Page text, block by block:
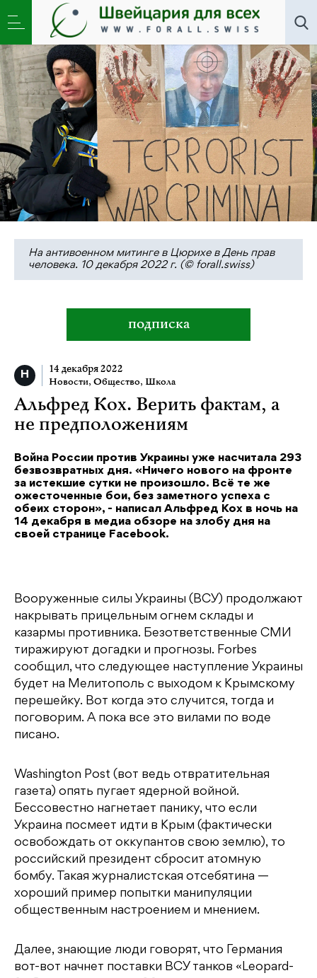
Новости Общество,Школа»Альфред Кох. Верить
фактам, а не предположениям
На антивоенном митинге в Цюрихе в День прав
человека. 10 декабря 2022 г. (© forall.swiss)
подписка
14 декабря 2022
Новости, Общество, Школа
Альфред Кох. Верить фактам, а
не предположениям
Война России против Украины уже насчитала 293
безвозвратных дня. «Ничего нового на фронте
за истекшие сутки не произошло. Всё те же
ожесточенные бои, без заметного успеха с
обеих сторон», - написал Альфред Кох в ночь на
14 декабря в медиа обзоре на злобу дня на
своей странице Facebook.
Вооруженные силы Украины (ВСУ) продолжают
накрывать прицельным огнем склады и
казармы противника. Безответственные СМИ
тиражируют догадки и прогнозы. Forbes
сообщил, что следующее наступление Украины
будет на Мелитополь с выходом к Крымскому
перешейку. Вот когда это случится, тогда и
поговорим. А пока все это вилами по воде
писано.
Washington Post (вот ведь отвратительная
газета) опять пугает ядерной войной.
Бессовестно нагнетает панику, что если
Украина посмеет идти в Крым (фактически
освобождать от оккупантов свою землю), то
российский президент сбросит атомную
бомбу. Такая журналистская отсебятина —
хороший пример попытки манипуляции
общественным настроением и мнением.
Далее, знающие люди говорят, что Германия
вот-вот начнет поставки ВСУ танков «Leopard-